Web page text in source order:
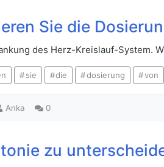
Sie die
des Herz-Kreislauf-System.
sie die dosierung von
Anka 0
zu